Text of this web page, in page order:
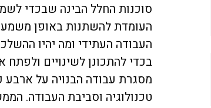
סוכנות החלל הבינה שבכדי
העומדת להשתנות באופן
העבודה העתידי ומה יהיו
בכדי להתכונן לשינויים
מסגרת עבודה הבנויה על ארבע